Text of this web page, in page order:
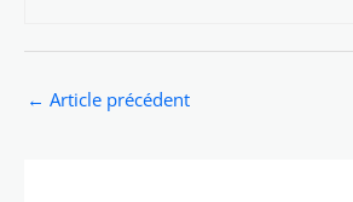
← Article précédent